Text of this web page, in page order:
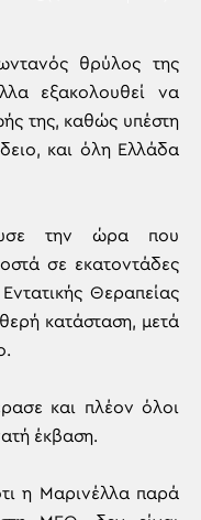
θρύλος της
εξακολουθεί να
της, καθώς υπέστη
και όλη Ελλάδα
την ώρα που
σε εκατοντάδες
Θεραπείας
κατάσταση, μετά
και πλέον όλοι
έκβαση.
η Μαρινέλλα παρά